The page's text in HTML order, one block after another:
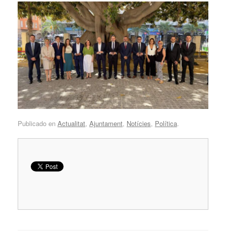
Publicado en Actualitat, Ajuntament, Notícies, Política.